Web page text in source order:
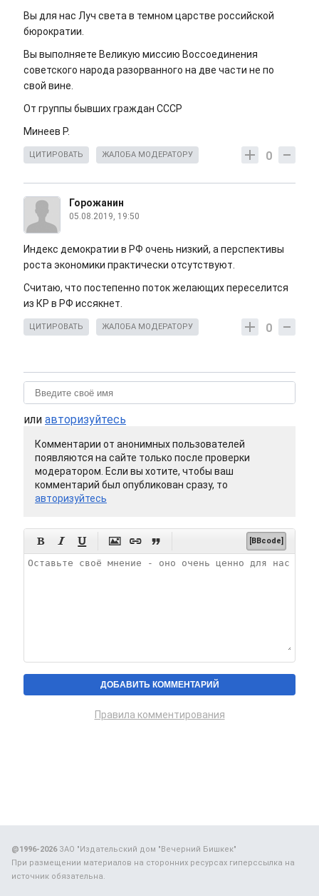
Вы для нас Луч света в темном царстве российской
бюрократии.
Вы выполняете Великую миссию Воссоединения
советского народа разорванного на две части не по
свой вине.
От группы бывших граждан СССР
Минеев Р.
0
ЦИТИРОВАТЬ ЖАЛОБА МОДЕРАТОРУ
Горожанин
05.08.2019, 19:50
Индекс демократии в РФ очень низкий, а перспективы
роста экономики практически отсутствуют.
Считаю, что постепенно поток желающих переселится
из КР в РФ иссякнет.
0
ЦИТИРОВАТЬ ЖАЛОБА МОДЕРАТОРУ
или авторизуйтесь
Комментарии от анонимных пользователей
появляются на сайте только после проверки
модератором. Если вы хотите, чтобы ваш
комментарий был опубликован сразу, то
авторизуйтесь
      [BBcode]
Правила комментирования
@1996-2026ЗАО "Издательский дом "Вечерний Бишкек"
При размещении материалов на сторонних ресурсах гиперссылка на
источник обязательна.